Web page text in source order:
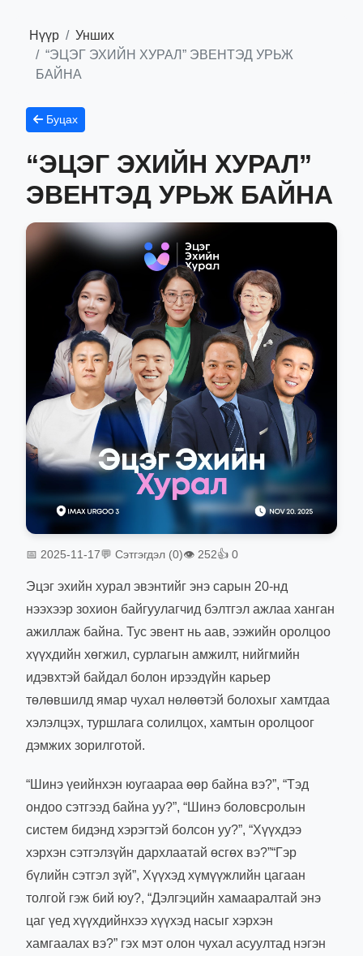
Нүүр
Унших
“ЭЦЭГ ЭХИЙН ХУРАЛ” ЭВЕНТЭД УРЬЖ
БАЙНА
Буцах
“ЭЦЭГ ЭХИЙН ХУРАЛ”
ЭВЕНТЭД УРЬЖ БАЙНА
📅 2025-11-17💬 Сэтгэгдэл (0)👁 252👍 0
Эцэг эхийн хурал эвэнтийг энэ сарын 20-нд
нээхээр зохион байгуулагчид бэлтгэл ажлаа ханган
ажиллаж байна. Тус эвент нь аав, ээжийн оролцоо
хүүхдийн хөгжил, сурлагын амжилт, нийгмийн
идэвхтэй байдал болон ирээдүйн карьер
төлөвшилд ямар чухал нөлөөтэй болохыг хамтдаа
хэлэлцэх, туршлага солилцох, хамтын оролцоог
дэмжих зорилготой.
“Шинэ үеийнхэн юугаараа өөр байна вэ?”, “Тэд
ондоо сэтгээд байна уу?”, “Шинэ боловсролын
систем бидэнд хэрэгтэй болсон уу?”, “Хүүхдээ
хэрхэн сэтгэлзүйн дархлаатай өсгөх вэ?”“Гэр
бүлийн сэтгэл зүй”, Хүүхэд хүмүүжлийн цагаан
толгой гэж бий юу?, “Дэлгэцийн хамааралтай энэ
цаг үед хүүхдийнхээ хүүхэд насыг хэрхэн
хамгаалах вэ?” гэх мэт олон чухал асуултад нэгэн